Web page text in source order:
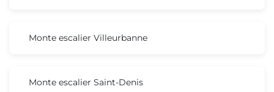
Monte escalier Villeurbanne
Monte escalier Saint-Denis